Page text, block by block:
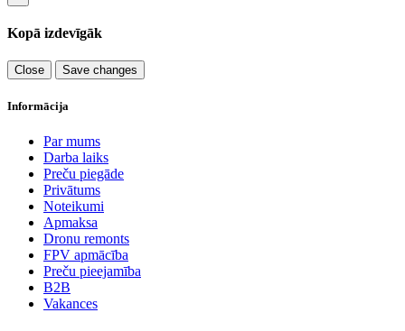
Kopā izdevīgāk
Close Save changes
Informācija
Par mums
Darba laiks
Preču piegāde
Privātums
Noteikumi
Apmaksa
Dronu remonts
FPV apmācība
Preču pieejamība
B2B
Vakances